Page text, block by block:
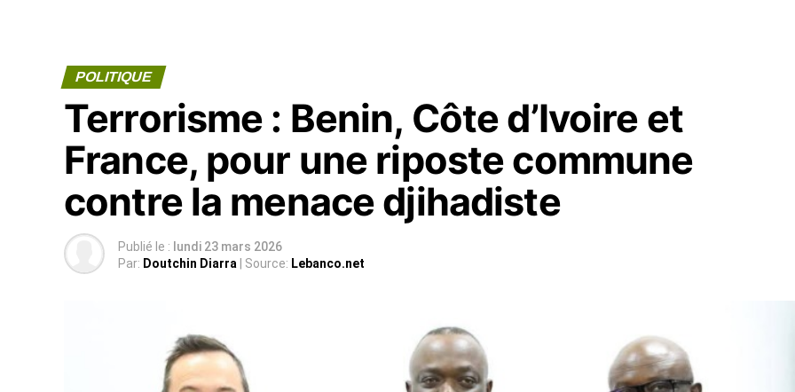
POLITIQUE
Terrorisme : Benin, Côte d’Ivoire et
France, pour une riposte commune
contre la menace djihadiste
Publié le : lundi 23 mars 2026
Par: Doutchin Diarra | Source: Lebanco.net